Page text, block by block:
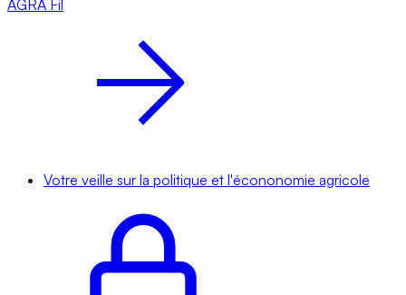
AGRA Fil
Votre veille sur la politique et l'écononomie agricole